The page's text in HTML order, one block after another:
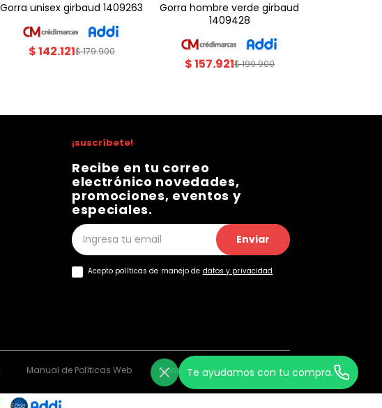
gorra unisex girbaud 1409263
$142.121$179.900
gorra hombre verde girbaud
1409428
$157.921$199.900
Te ayudamos con tu compra.
¡suscríbete!
Recibe en tu correo
electrónico novedades,
promociones, eventos y
especiales.
Enviar
Acepto políticas de manejo de datos y privacidad
Manual de Políticas Web Consentimiento Web